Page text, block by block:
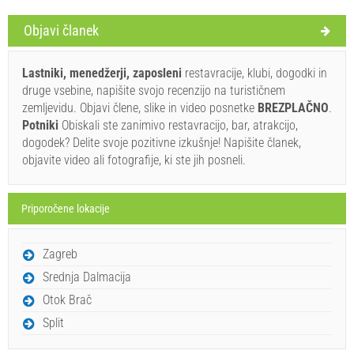
Pravila in pogoji dobavitelja
Rezervirajte in počakajte na potrditev
Če ne želite rezervirati vnaprej in imate dodatna vprašanja,
jih zapišite spodaj in kliknite "Pošlji povpraševanje".
Objavi članek
Lastniki, menedžerji, zaposleni restavracije, klubi, dogodki in
druge vsebine, napišite svojo recenzijo na turističnem
zemljevidu. Objavi člene, slike in video posnetke BREZPLAČNO.
Potniki Obiskali ste zanimivo restavracijo, bar, atrakcijo,
dogodek? Delite svoje pozitivne izkušnje! Napišite članek,
objavite video ali fotografije, ki ste jih posneli.
Priporočene lokacije
Zagreb
Srednja Dalmacija
Otok Brač
Split